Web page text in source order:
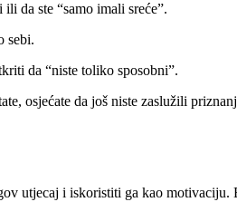
da ste “samo imali sreće”.
sebi.
da “niste toliko sposobni”.
osjećate da još niste zaslužili
utjecaj i iskoristiti ga kao motivaciju.